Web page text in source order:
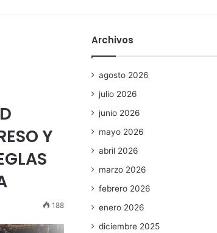
Y
188
Archivos
agosto 2026
julio 2026
junio 2026
mayo 2026
abril 2026
marzo 2026
febrero 2026
enero 2026
diciembre 2025